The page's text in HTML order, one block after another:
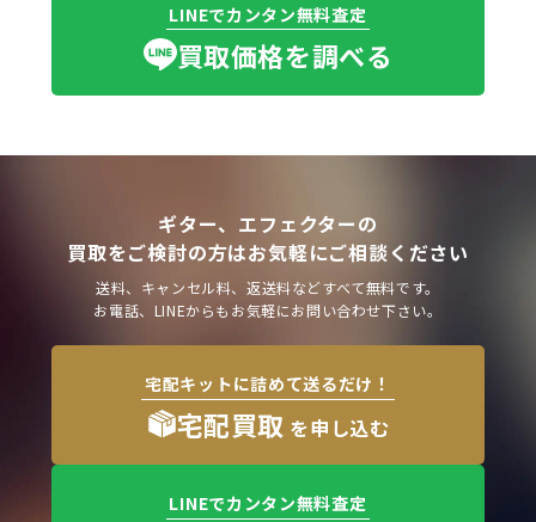
LINEでカンタン無料査定
買取価格を調べる
ギター、エフェクターの
買取をご検討の方はお気軽にご相談ください
送料、キャンセル料、返送料などすべて無料です。
お電話、LINEからもお気軽にお問い合わせ下さい。
宅配キットに詰めて送るだけ！
宅配買取 を申し込む
LINEでカンタン無料査定